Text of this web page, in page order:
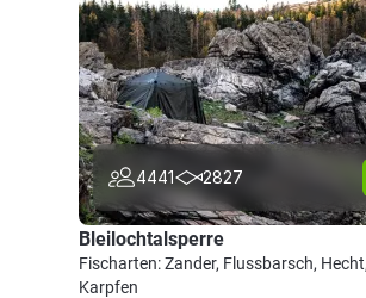
4441 2827
Bleilochtalsperre
Fischarten: Zander, Flussbarsch,
Karpfen